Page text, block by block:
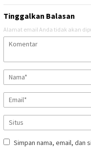
Tinggalkan Balasan
Alamat email Anda tidak akan
Simpan nama, email, dan